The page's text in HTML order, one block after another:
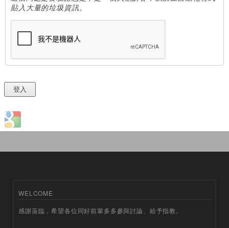
貼入大量的垃圾資訊。
Login with Google
WELCOME
感謝蒞臨，希望各位同好前輩多多參與討論、給予指教。